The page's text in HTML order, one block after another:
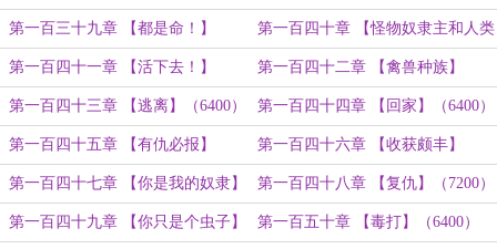
在五行中】（万字） （6200）
第一百三十九章 【都是命！】
（6400）
第一百四十章 【怪物奴隶主和人类
奴隶】（7600）
第一百四十一章 【活下去！】
（6800）
第一百四十二章 【禽兽种族】
（6300）
第一百四十三章 【逃离】（6400） 第一百四十四章 【回家】（6400）
第一百四十五章 【有仇必报】
（7400）
第一百四十六章 【收获颇丰】
第一百四十七章 【你是我的奴隶】
（7500）
第一百四十八章 【复仇】（7200）
第一百四十九章 【你只是个虫子】 第一百五十章 【毒打】（6400）